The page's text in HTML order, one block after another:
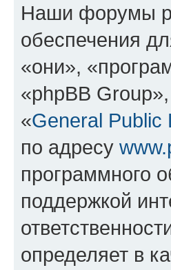
Наши форумы
обеспечения
«они»,
«phpBB
«General Public
по адресу
программного
поддержкой
определяет в